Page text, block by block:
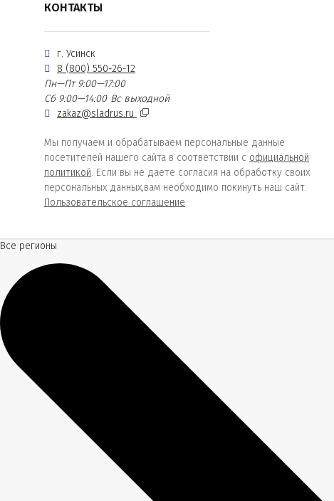
КОНТАКТЫ
г. Усинск
8 (800) 550-26-12
Пн—Пт 9:00—17:00
Сб 9:00—14:00 Вс выходной
zakaz@sladrus.ru
Мы получаем и обрабатываем персональные данные
посетителей нашего сайта в соответствии с официальной
политикой. Если вы не даете согласия на обработку своих
персональных данных,вам необходимо покинуть наш сайт.
Пользовательское соглашение
Все регионы